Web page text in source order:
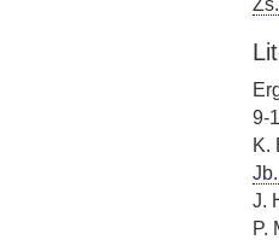
Zs.
9-
K.
J.
P.